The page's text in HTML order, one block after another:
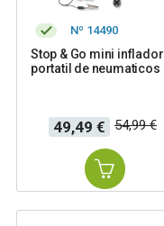
Nº 14490
Stop & Go mini inflador
portatil de neumaticos
Precio
49,49 €
Precio
base
54,99 €